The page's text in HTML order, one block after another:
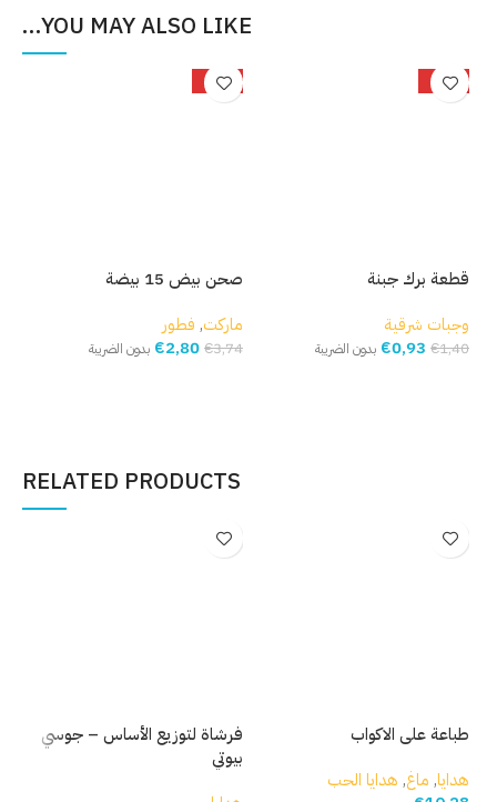
YOU MAY ALSO LIKE…
-34%
قطعة برك جبنة
وجبات شرقية
€1,40
€0,93 بدون الضريبة
-25%
صحن بيض 15 بيضة
ماركت, فطور
€3,74
€2,80 بدون الضريبة
RELATED PRODUCTS
طباعة على الاكواب
هدايا, ماغ, هدايا الحب
فرشاة لتوزيع الأساس – جوسي
بيوتي